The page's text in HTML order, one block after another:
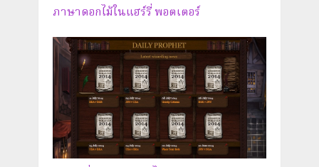
ภาษาดอกไม้ในแฮร์รี่ พอตเตอร์